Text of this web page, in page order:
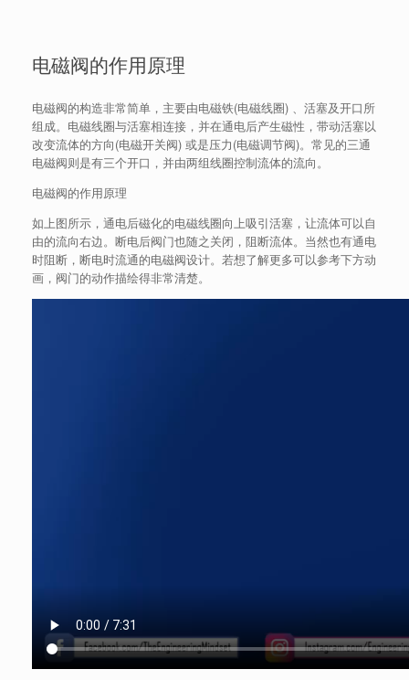
电磁阀的作用原理
电磁阀的构造非常简单，主要由电磁铁(电磁线圈) 、活塞及开口所
组成。电磁线圈与活塞相连接，并在通电后产生磁性，带动活塞以
改变流体的方向(电磁开关阀) 或是压力(电磁调节阀)。常见的三通
电磁阀则是有三个开口，并由两组线圈控制流体的流向。
电磁阀的作用原理
如上图所示，通电后磁化的电磁线圈向上吸引活塞，让流体可以自
由的流向右边。断电后阀门也随之关闭，阻断流体。当然也有通电
时阻断，断电时流通的电磁阀设计。若想了解更多可以参考下方动
画，阀门的动作描绘得非常清楚。